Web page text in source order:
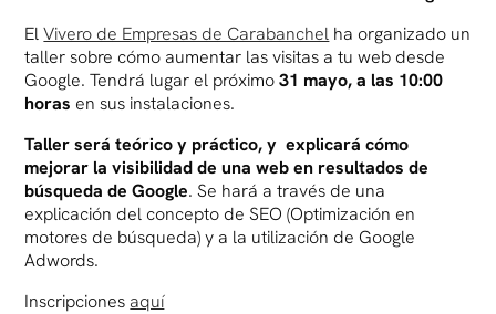
ElVivero de Empresas de Carabanchel ha organizado un
taller sobre cómo aumentar las visitas a tu web desde
Google. Tendrá lugar el próximo31 mayo, a las 10:00
horas en sus instalaciones.
Taller será teórico y práctico, y explicará cómo
mejorar la visibilidad de una web en resultados de
búsqueda de Google. Se hará a través de una
explicación del concepto de SEO (Optimización en
motores de búsqueda) y a la utilización de Google
Adwords.
Inscripciones aquí